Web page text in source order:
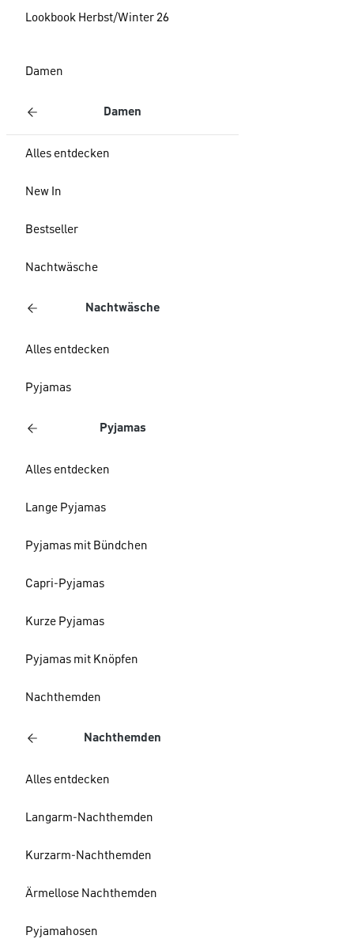
Lookbook Herbst/Winter 26
Damen
Damen
Alles entdecken
New In
Bestseller
Nachtwäsche
Nachtwäsche
Alles entdecken
Pyjamas
Pyjamas
Alles entdecken
Lange Pyjamas
Pyjamas mit Bündchen
Capri-Pyjamas
Kurze Pyjamas
Pyjamas mit Knöpfen
Nachthemden
Nachthemden
Alles entdecken
Langarm-Nachthemden
Kurzarm-Nachthemden
Ärmellose Nachthemden
Pyjamahosen